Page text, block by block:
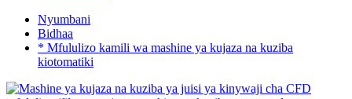
Nyumbani
Bidhaa
* Mfululizo kamili wa mashine ya kujaza na kuziba
kiotomatiki